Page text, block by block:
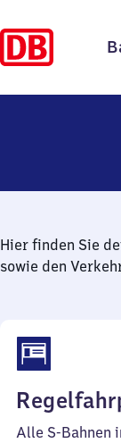
Hier finden Sie
sowie den
Alle S-Bahnen